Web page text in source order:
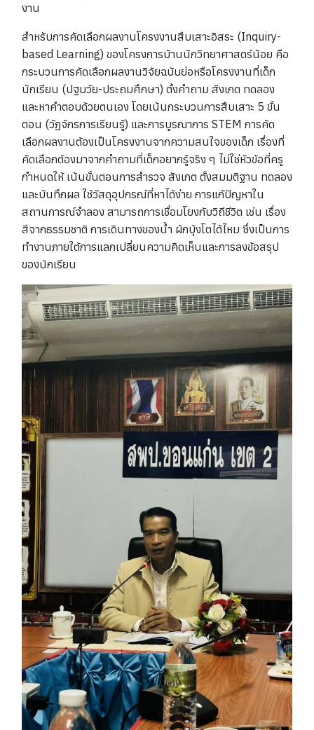
งาน
สำหรับการคัดเลือกผลงานโครงงานสืบเสาะอิสระ (Inquiry-
based Learning) ของโครงการบ้านนักวิทยาศาสตร์น้อย คือ
กระบวนการคัดเลือกผลงานวิจัยฉบับย่อหรือโครงงานที่เด็ก
นักเรียน (ปฐมวัย-ประถมศึกษา) ตั้งคำถาม สังเกต ทดลอง
และหาคำตอบด้วยตนเอง โดยเน้นกระบวนการสืบเสาะ 5 ขั้น
ตอน (วัฏจักรการเรียนรู้) และการบูรณาการ STEM การคัด
เลือกผลงานต้องเป็นโครงงานจากความสนใจของเด็ก เรื่องที่
คัดเลือกต้องมาจากคำถามที่เด็กอยากรู้จริง ๆ ไม่ใช่หัวข้อที่ครู
กำหนดให้ เน้นขั้นตอนการสำรวจ สังเกต ตั้งสมมติฐาน ทดลอง
และบันทึกผล ใช้วัสดุอุปกรณ์ที่หาได้ง่าย การแก้ปัญหาใน
สถานการณ์จำลอง สามารถการเชื่อมโยงกับวิถีชีวิต เช่น เรื่อง
สีจากธรรมชาติ การเดินทางของน้ำ ผักบุ้งโตได้ไหม ซึ่งเป็นการ
ทำงานภายใต้การแลกเปลี่ยนความคิดเห็นและการลงข้อสรุป
ของนักเรียน